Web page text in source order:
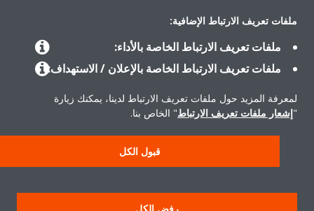
المنتجات
حول دايكن
إشعار قانوني إشعار ملف تعريف الارتباط
سياسة خصوصية البيانات
ملفات تعريف الارتباط الإضافية:
ملفات تعريف الارتباط الخاصة بالأداء:
ملفات تعريف الارتباط الخاصة بالإعلان / الاستهداف:
لمعرفة المزيد حول ملفات تعريف الارتباط لدينا، يمكنك زيارة
"إشعار ملفات تعريف الارتباط" الخاص بنا.
قبول الكل